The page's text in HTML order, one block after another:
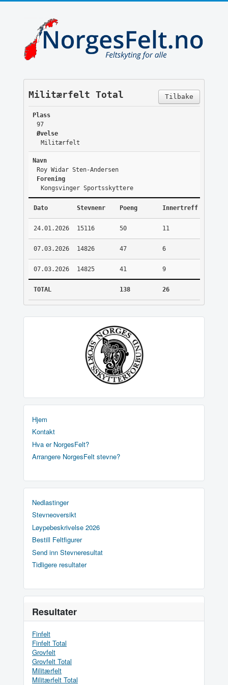
Tilbake
Militærfelt Total
Plass
97
Øvelse
Militærfelt
Navn
Roy Widar Sten-Andersen
Forening
Kongsvinger Sportsskyttere
Dato Stevnenr Poeng Innertreff
24.01.2026 15116 50 11
07.03.2026 14826 47 6
07.03.2026 14825 41 9
TOTAL 138 26
Hjem
Kontakt
Hva er NorgesFelt?
Arrangere NorgesFelt stevne?
Nedlastinger
Stevneoversikt
Løypebeskrivelse 2026
Bestill Feltfigurer
Send inn Stevneresultat
Tidligere resultater
Resultater
Finfelt
Finfelt Total
Grovfelt
Grovfelt Total
Militærfelt
Militærfelt Total